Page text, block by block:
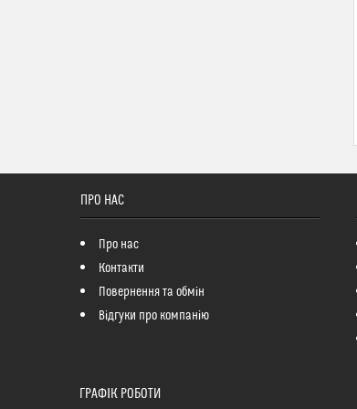
ПРО НАС
Про нас
Контакти
Повернення та обмін
Відгуки про компанію
ГРАФІК РОБОТИ